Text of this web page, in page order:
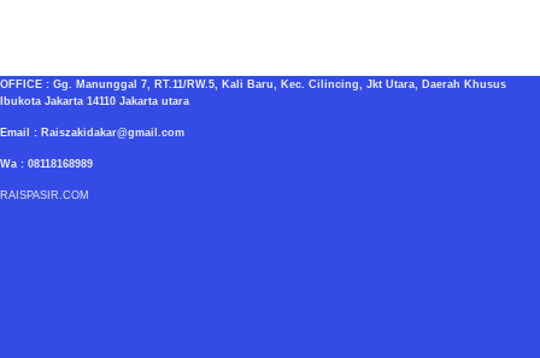
OFFICE : Gg. Manunggal 7, RT.11/RW.5, Kali Baru, Kec. Cilincing, Jkt Utara, Daerah Khusus
Ibukota Jakarta 14110 Jakarta utara
Email : Raiszakidakar@gmail.com
Wa : 08118168989
RAISPASIR.COM